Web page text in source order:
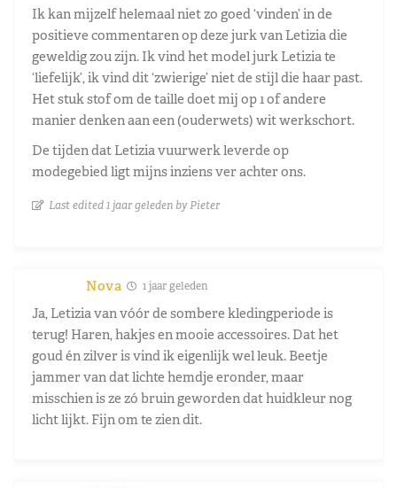
Ik kan mijzelf helemaal niet zo goed ‘vinden’ in de
positieve commentaren op deze jurk van Letizia die
geweldig zou zijn. Ik vind het model jurk Letizia te
‘liefelijk’, ik vind dit ‘zwierige’ niet de stijl die haar past.
Het stuk stof om de taille doet mij op 1 of andere
manier denken aan een (ouderwets) wit werkschort.
De tijden dat Letizia vuurwerk leverde op
modegebied ligt mijns inziens ver achter ons.
Last edited 1 jaar geleden by Pieter
Nova 1 jaar geleden
Ja, Letizia van vóór de sombere kledingperiode is
terug! Haren, hakjes en mooie accessoires. Dat het
goud én zilver is vind ik eigenlijk wel leuk. Beetje
jammer van dat lichte hemdje eronder, maar
misschien is ze zó bruin geworden dat huidkleur nog
licht lijkt. Fijn om te zien dit.